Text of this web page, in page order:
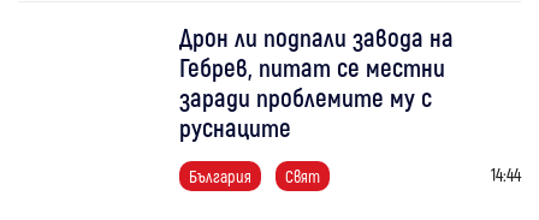
Дрон ли подпали завода на
Гебрев, питат се местни
заради проблемите му с
руснаците
България Свят 14:44